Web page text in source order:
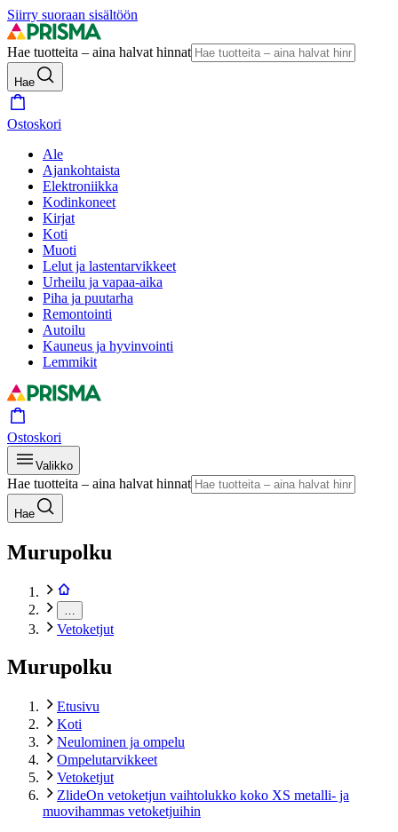
Siirry suoraan sisältöön
Hae tuotteita – aina halvat hinnat
Hae
Ostoskori
Ale
Ajankohtaista
Elektroniikka
Kodinkoneet
Kirjat
Koti
Muoti
Lelut ja lastentarvikkeet
Urheilu ja vapaa-aika
Piha ja puutarha
Remontointi
Autoilu
Kauneus ja hyvinvointi
Lemmikit
Ostoskori
Valikko
Hae tuotteita – aina halvat hinnat
Hae
Murupolku
Vetoketjut
Murupolku
Etusivu
Koti
Neulominen ja ompelu
Ompelutarvikkeet
Vetoketjut
ZlideOn vetoketjun vaihtolukko koko XS metalli- ja
muovihammas vetoketjuihin